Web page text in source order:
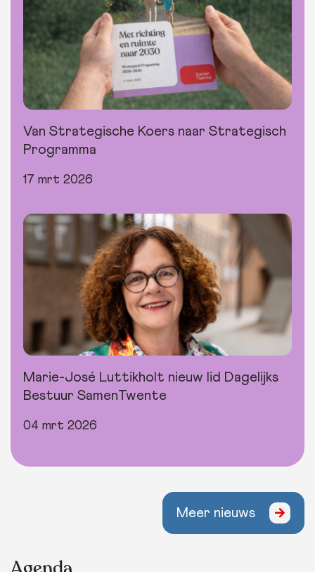
Van Strategische Koers naar Strategisch
Programma
17 mrt 2026
Marie-José Luttikholt nieuw lid Dagelijks
Bestuur SamenTwente
04 mrt 2026
Meer nieuws